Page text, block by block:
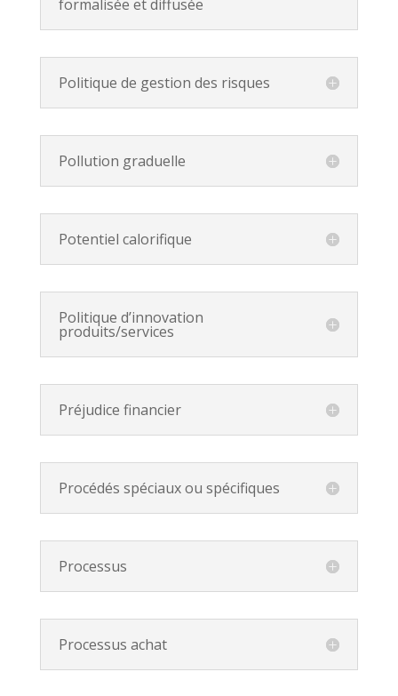
formalisée et diffusée
Politique de gestion des risques
Pollution graduelle
Potentiel calorifique
Politique d’innovation
produits/services
Préjudice financier
Procédés spéciaux ou spécifiques
Processus
Processus achat